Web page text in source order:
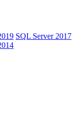
SQL Server 2017